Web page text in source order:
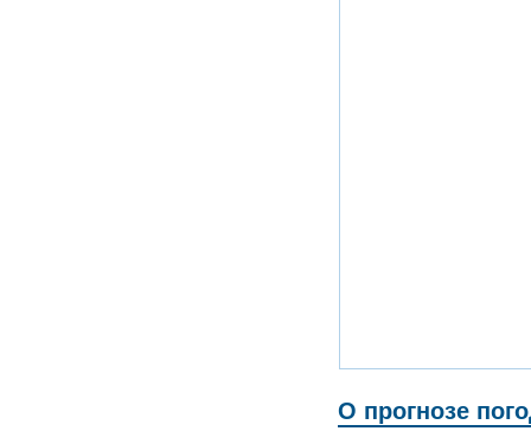
О прогнозе